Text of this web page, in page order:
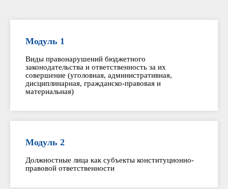
Модуль 1
Виды правонарушений бюджетного
законодательства и ответственность за их
совершение (уголовная, административная,
дисциплинарная, гражданско-правовая и
материальная)
Модуль 2
Должностные лица как субъекты конституционно-
правовой ответственности